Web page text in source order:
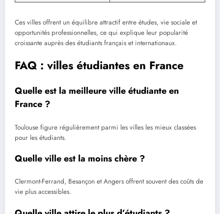
Ces villes offrent un équilibre attractif entre études, vie sociale et
opportunités professionnelles, ce qui explique leur popularité
croissante auprès des étudiants français et internationaux.
FAQ : villes étudiantes en France
Quelle est la meilleure ville étudiante en
France ?
Toulouse figure régulièrement parmi les villes les mieux classées
pour les étudiants.
Quelle ville est la moins chère ?
Clermont-Ferrand, Besançon et Angers offrent souvent des coûts de
vie plus accessibles.